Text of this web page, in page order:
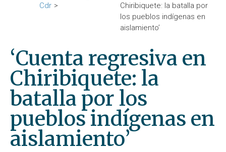
Cdr
Chiribiquete: la batalla por
los pueblos indígenas en
aislamiento’
‘Cuenta regresiva en
Chiribiquete: la
batalla por los
pueblos indígenas en
aislamiento’